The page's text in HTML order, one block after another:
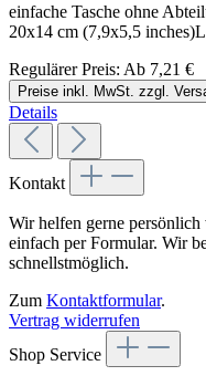
einfache Tasche ohne
20x14 cm (7,9x5,5
Regulärer Preis: Ab 7,21 €
Preise inkl. MwSt. zzgl.
Details
Kontakt
Wir helfen gerne
einfach per Formular. Wir
schnellstmöglich.
Zum Kontaktformular.
Vertrag widerrufen
Shop Service